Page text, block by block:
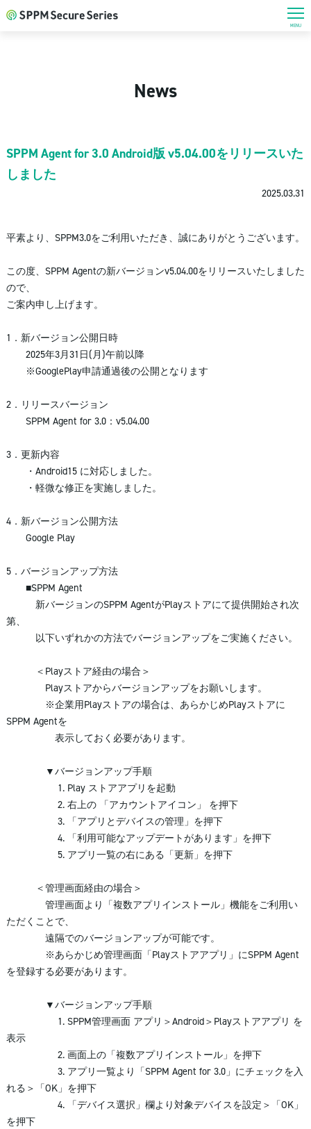
MENU
News
SPPM Agent for 3.0 Android版 v5.04.00をリリースいた
しました
2025.03.31
平素より、SPPM3.0をご利用いただき、誠にありがとうございます。
この度、SPPM Agentの新バージョンv5.04.00をリリースいたしました
ので、
ご案内申し上げます。
1．新バージョン公開日時
2025年3月31日(月)午前以降
※GooglePlay申請通過後の公開となります
2．リリースバージョン
SPPM Agent for 3.0：v5.04.00
3．更新内容
・Android15 に対応しました。
・軽微な修正を実施しました。
4．新バージョン公開方法
Google Play
5．バージョンアップ方法
■SPPM Agent
新バージョンのSPPM AgentがPlayストアにて提供開始され次
第、
以下いずれかの方法でバージョンアップをご実施ください。
＜Playストア経由の場合＞
Playストアからバージョンアップをお願いします。
※企業用Playストアの場合は、あらかじめPlayストアに
SPPM Agentを
表示しておく必要があります。
▼バージョンアップ手順
1. Play ストアアプリを起動
2. 右上の 「アカウントアイコン」 を押下
3. 「アプリとデバイスの管理」を押下
4. 「利用可能なアップデートがあります」を押下
5. アプリ一覧の右にある「更新」を押下
＜管理画面経由の場合＞
管理画面より「複数アプリインストール」機能をご利用い
ただくことで、
遠隔でのバージョンアップが可能です。
※あらかじめ管理画面「Playストアアプリ」にSPPM Agent
を登録する必要があります。
▼バージョンアップ手順
1. SPPM管理画面 アプリ＞Android＞Playストアアプリ を
表示
2. 画面上の「複数アプリインストール」を押下
3. アプリ一覧より「SPPM Agent for 3.0」にチェックを入
れる＞「OK」を押下
4. 「デバイス選択」欄より対象デバイスを設定＞「OK」
を押下